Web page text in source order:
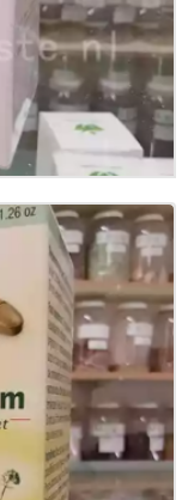
Mao Pian）